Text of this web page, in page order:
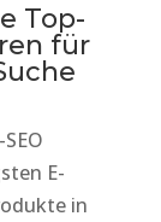
Top-
für
E-
in